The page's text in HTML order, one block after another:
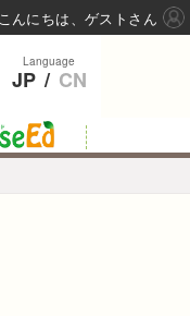
Language
JP / CN
こんにちは、ゲストさん